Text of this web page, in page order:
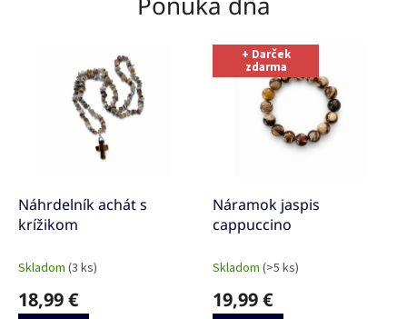
Náhrdelník achát s
krížikom
Skladom (3 ks)
18,99 €
+ Darček
zdarma
Náramok jaspis
cappuccino
Skladom (>5 ks)
19,99 €